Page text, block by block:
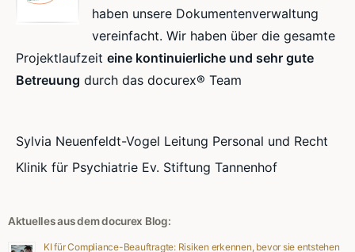
haben unsere Dokumentenverwaltung
vereinfacht. Wir haben über die gesamte
Projektlaufzeit eine kontinuierliche und sehr gute
Betreuung durch das docurex® Team
Sylvia Neuenfeldt-Vogel Leitung Personal und Recht
Klinik für Psychiatrie Ev. Stiftung Tannenhof
Aktuelles aus dem docurex Blog:
KI für Compliance-Beauftragte: Risiken erkennen, bevor sie entstehen